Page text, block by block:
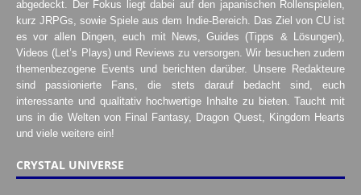
abgedeckt. Der Fokus liegt dabei auf den japanischen Rollenspielen,
kurz JRPGs, sowie Spiele aus dem Indie-Bereich. Das Ziel von CU ist
es vor allen Dingen, euch mit News, Guides (Tipps & Lösungen),
Videos (Let’s Plays) und Reviews zu versorgen. Wir besuchen zudem
themenbezogene Events und berichten darüber. Unsere Redakteure
sind passionierte Fans, die stets darauf bedacht sind, euch
interessante und qualitativ hochwertige Inhalte zu bieten. Taucht mit
uns in die Welten von Final Fantasy, Dragon Quest, Kingdom Hearts
und viele weitere ein!
CRYSTAL UNIVERSE